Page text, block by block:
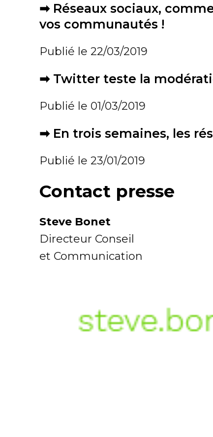
➡ Réseaux sociaux,
vos communautés !
Publié le 22/03/2019
➡ Twitter teste la
Publié le 01/03/2019
➡ En trois semaines, les
Publié le 23/01/2019
Contact presse
Steve Bonet
Directeur Conseil
et Communication